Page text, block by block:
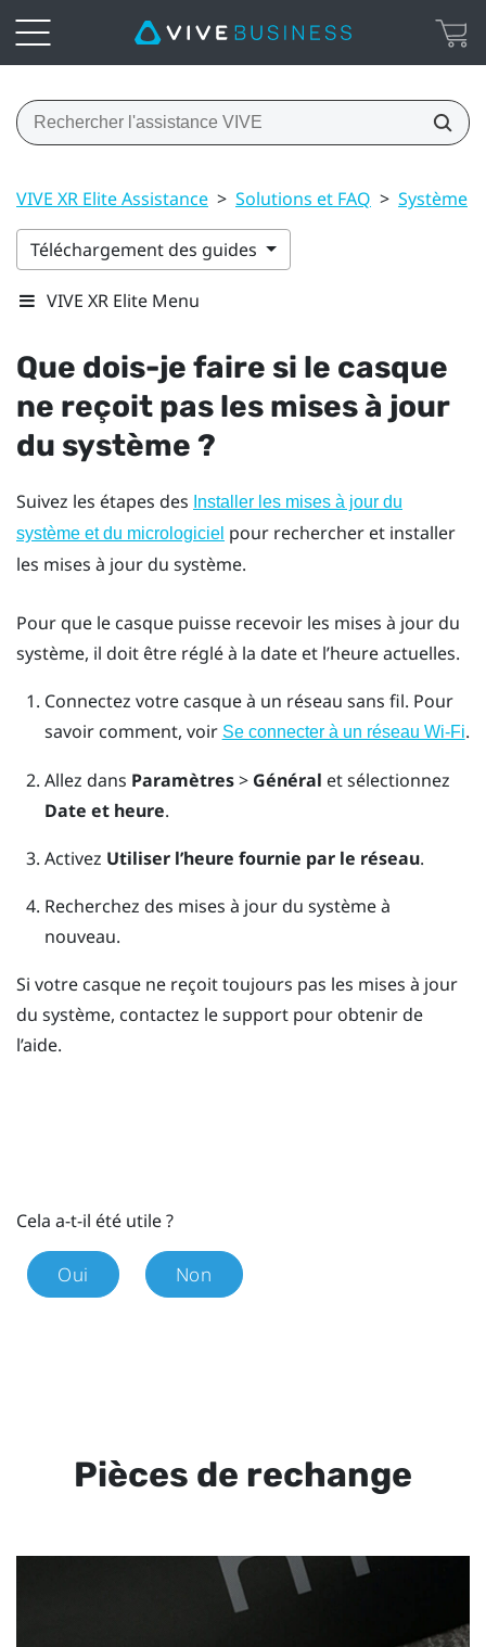
VIVE XR Elite Assistance > Solutions et FAQ > Système
Téléchargement des guides
VIVE XR Elite Menu
Que dois-je faire si le casque
ne reçoit pas les mises à jour
du système ?
Suivez les étapes des Installer les mises à jour du
système et du micrologiciel pour rechercher et installer
les mises à jour du système.
Pour que le casque puisse recevoir les mises à jour du
système, il doit être réglé à la date et l’heure actuelles.
Connectez votre casque à un réseau sans fil. Pour
savoir comment, voir Se connecter à un réseau Wi-Fi.
Allez dans Paramètres> Général et sélectionnez
Date et heure.
Activez Utiliser l’heure fournie par le réseau.
Recherchez des mises à jour du système à
nouveau.
Si votre casque ne reçoit toujours pas les mises à jour
du système, contactez le support pour obtenir de
l’aide.
Cela a-t-il été utile ?
Oui Non
Pièces de rechange